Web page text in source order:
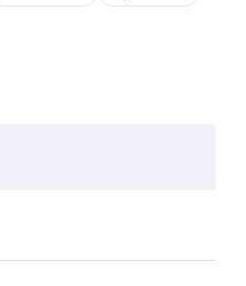
facilitando un espacio
los obstáculos que se
Estoy aquí para
en el proceso de cambio.